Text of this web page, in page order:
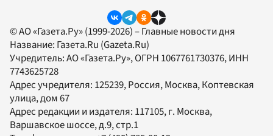
© АО «Газета.Ру» (1999-2026) – Главные новости дня
Название: Газета.Ru (Gazeta.Ru)
Учредитель:АО «Газета.Ру», ОГРН 1067761730376, ИНН
7743625728
Адрес учредителя: 125239, Россия, Москва, Коптевская
улица, дом 67
Адрес редакции и издателя: 117105, г. Москва,
Варшавское шоссе, д.9, стр.1